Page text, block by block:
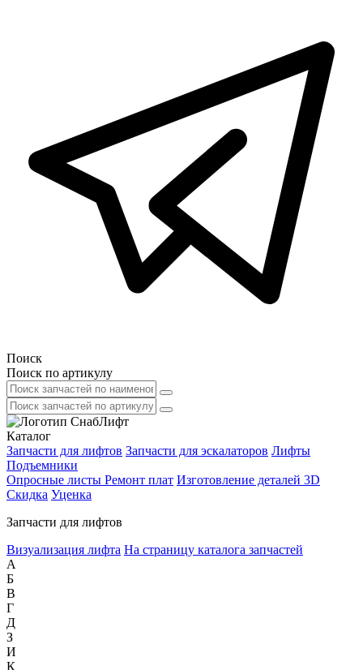
Поиск
Поиск по артикулу
Каталог
Запчасти для лифтов Запчасти для эскалаторов Лифты
Подъемники
Опросные листы Ремонт плат Изготовление деталей 3D
Скидка Уценка
Запчасти для лифтов
Визуализация лифта На страницу каталога запчастей
А
Б
В
Г
Д
З
И
К